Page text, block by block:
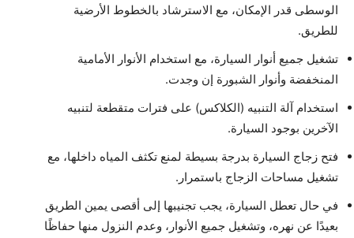
الوسطى قدر الإمكان، مع الاسترشاد بالخطوط الأرضية
للطريق.
تشغيل جميع أنوار السيارة، مع استخدام الأنوار الأمامية
المنخفضة وأنوار الشبورة إن وجدت.
استخدام آلة التنبيه (الكلاكس) على فترات متقطعة لتنبيه
الآخرين بوجود السيارة.
فتح زجاج السيارة بدرجة بسيطة لمنع تكثف المياه داخلها، مع
تشغيل مساحات الزجاج باستمرار.
في حال تعطل السيارة، يجب تجنيبها إلى أقصى يمين الطريق
بعيدًا عن نهره، وتشغيل جميع الأنوار، وعدم النزول منها حفاظًا